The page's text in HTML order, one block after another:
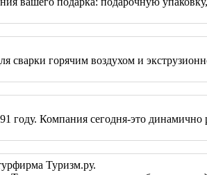
горячим воздухом и
году. Компания сегодня-это
Туризм.ру.